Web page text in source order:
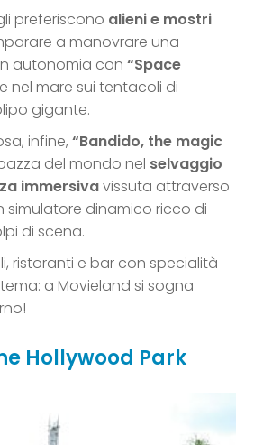
preferiscono alieni e mostri
a manovrare una
autonomia con “Space
nel mare sui tentacoli di
gigante.
infine, “Bandido, the magic
del mondo nel selvaggio
immersivavissuta attraverso
simulatore dinamico ricco di
di scena.
ristoranti e bar con specialità
a Movieland si sogna
Hollywood Park